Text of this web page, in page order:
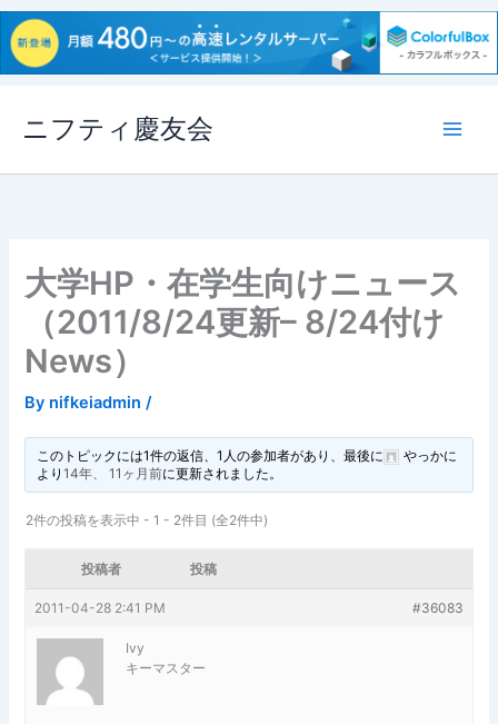
ス
ニフティ慶友会
大学HP・在学生向けニュース
（2011/8/24更新– 8/24付け
News）
By nifkeiadmin/
このトピックには1件の返信、1人の参加者があり、最後に やっかに
より 14年、 11ヶ月前に更新されました。
2件の投稿を表示中 - 1 - 2件目 (全2件中)
投稿者 投稿
2011-04-28 2:41 PM #36083
Ivy
キーマスター